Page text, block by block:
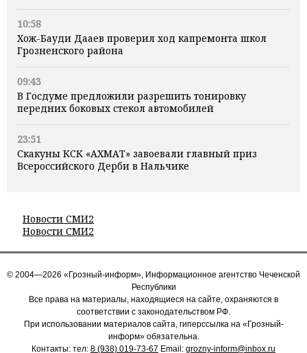
10:58
Хож-Бауди Дааев проверил ход капремонта школ
Грозненского района
09:43
В Госдуме предложили разрешить тонировку
передних боковых стекол автомобилей
23:51
Скакуны КСК «АХМАТ» завоевали главный приз
Всероссийского Дерби в Нальчике
Новости СМИ2
Новости СМИ2
© 2004—2026 «Грозный-информ», Информационное агентство Чеченской
Республики
Все права на материалы, находящиеся на сайте, охраняются в
соответствии с законодательством РФ.
При использовании материалов сайта, гиперссылка на «Грозный-
информ» обязательна.
Контакты: тел: 8 (938) 019-73-67 Email: grozny-inform@inbox.ru